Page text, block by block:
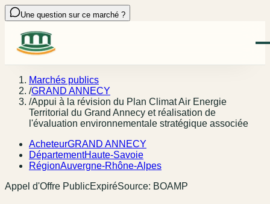
Une question sur ce marché ?
Marchés publics
/GRAND ANNECY
/Appui à la révision du Plan Climat Air Energie
Territorial du Grand Annecy et réalisation de
l'évaluation environnementale stratégique associée
AcheteurGRAND ANNECY
DépartementHaute-Savoie
RégionAuvergne-Rhône-Alpes
Appel d'Offre PublicExpiréSource: BOAMP